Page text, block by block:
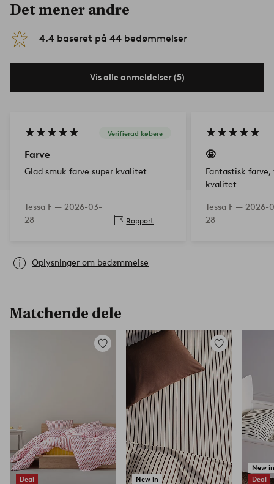
Det mener andre
4.4 baseret på 44 bedømmelser
Vis alle anmeldelser (5)
Verifierad købere
Farve
Glad smuk farve super kvalitet
Tessa F — 2026-03-
28
Rapport
🤩
Fantastisk
kvalitet
Tessa F — 2026-
28
Oplysninger om bedømmelse
Matchende dele
Deal
Tilføj
New in
Tilføj
til
favoritter
New
Deal